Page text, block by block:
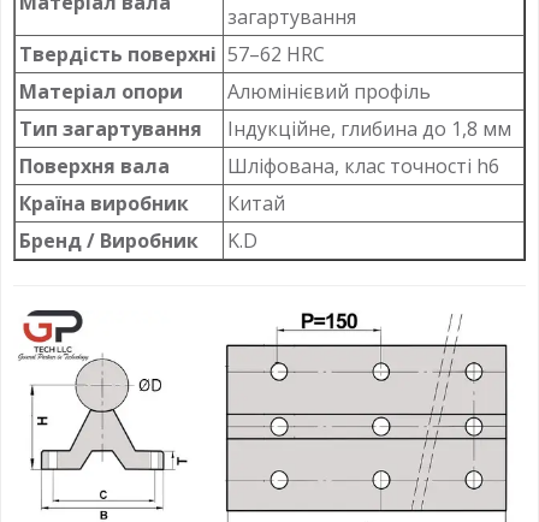
загартування
Твердість поверхні 57–62 HRC
Матеріал опори
Алюмінієвий профіль
Тип загартування
Індукційне, глибина до 1,8 мм
Поверхня вала
Шліфована, клас точності h6
Країна виробник
Китай
Бренд / Виробник
K.D